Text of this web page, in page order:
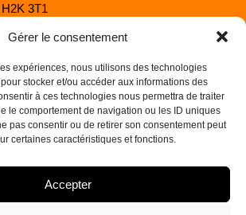
Gérer le consentement
expériences, nous utilisons des technologies
stocker et/ou accéder aux informations des
à ces technologies nous permettra de traiter
le comportement de navigation ou les ID uniques
pas consentir ou de retirer son consentement peut
certaines caractéristiques et fonctions.
Accepter
3T1